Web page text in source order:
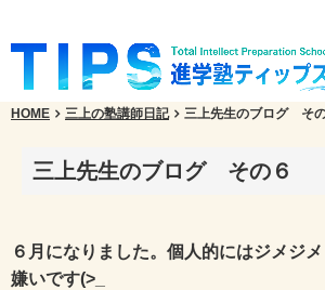
HOME 三上の塾講師日記 三上先生のブログ そ
三上先生のブログ その６
６月になりました。個人的にはジメジ
嫌いです(>_